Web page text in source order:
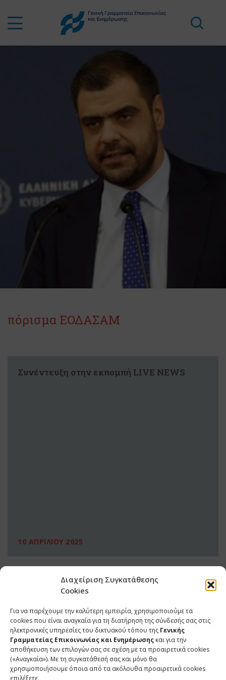
Διαχείριση Συγκατάθεσης
Cookies
Για να παρέχουμε την καλύτερη εμπειρία, χρησιμοποιούμε τα
cookies που είναι αναγκαία για τη διατήρηση της σύνδεσής σας στις
ηλεκτρονικές υπηρεσίες του δικτυακού τόπου της Γενικής
Γραμματείας Επικοινωνίας και Ενημέρωσης και για την
αποθήκευση των επιλογών σας σε σχέση με τα προαιρετικά cookies
(«Αναγκαία»). Με τη συγκατάθεσή σας και μόνο θα
χρησιμοποιήσουμε όποια από τα ακόλουθα προαιρετικά cookies
επιλέξετε.
πόρισμα ΕΟΔΑΣΑΜ
Συνέντευξη στην εκπομπή LIVE NEWS
10 ΑΠΡΙΛΙΟΥ 2025
ΕΠΙΚΟΙΝΩΝΙΑ